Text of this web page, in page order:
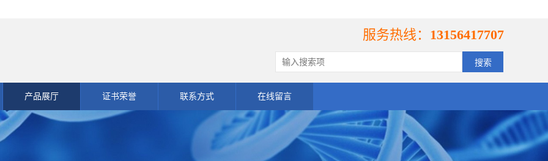
服务热线： 13156417707
产品展厅 证书荣誉 联系方式 在线留言